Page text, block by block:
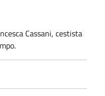
Cassani, cestista